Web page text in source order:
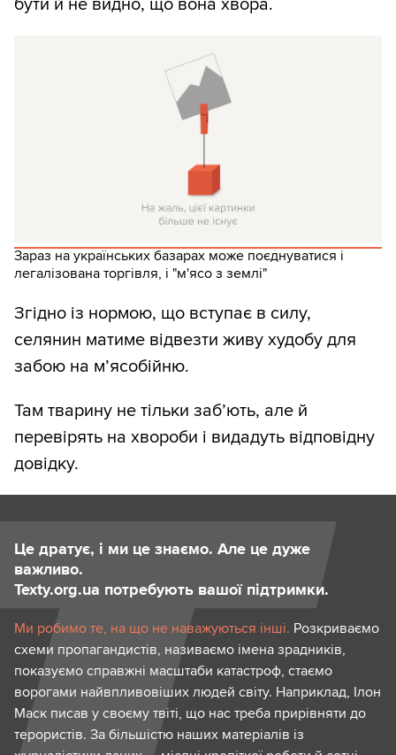
бути й не видно, що вона хвора.
Зараз на українських базарах може поєднуватися і
легалізована торгівля, і "м'ясо з землі"
Згідно із нормою, що вступає в силу,
селянин матиме відвезти живу худобу для
забою на м’ясобійню.
Там тварину не тільки заб’ють, але й
перевірять на хвороби і видадуть відповідну
довідку.
Це дратує, і ми це знаємо. Але це дуже
важливо.
Texty.org.ua потребують вашої підтримки.
Ми робимо те, на що не наважуються інші. Розкриваємо
схеми пропагандистів, називаємо імена зрадників,
показуємо справжні масштаби катастроф, стаємо
ворогами найвпливовіших людей світу. Наприклад, Ілон
Маск писав у своєму твіті, що нас треба прирівняти до
терористів. За більшістю наших матеріалів із